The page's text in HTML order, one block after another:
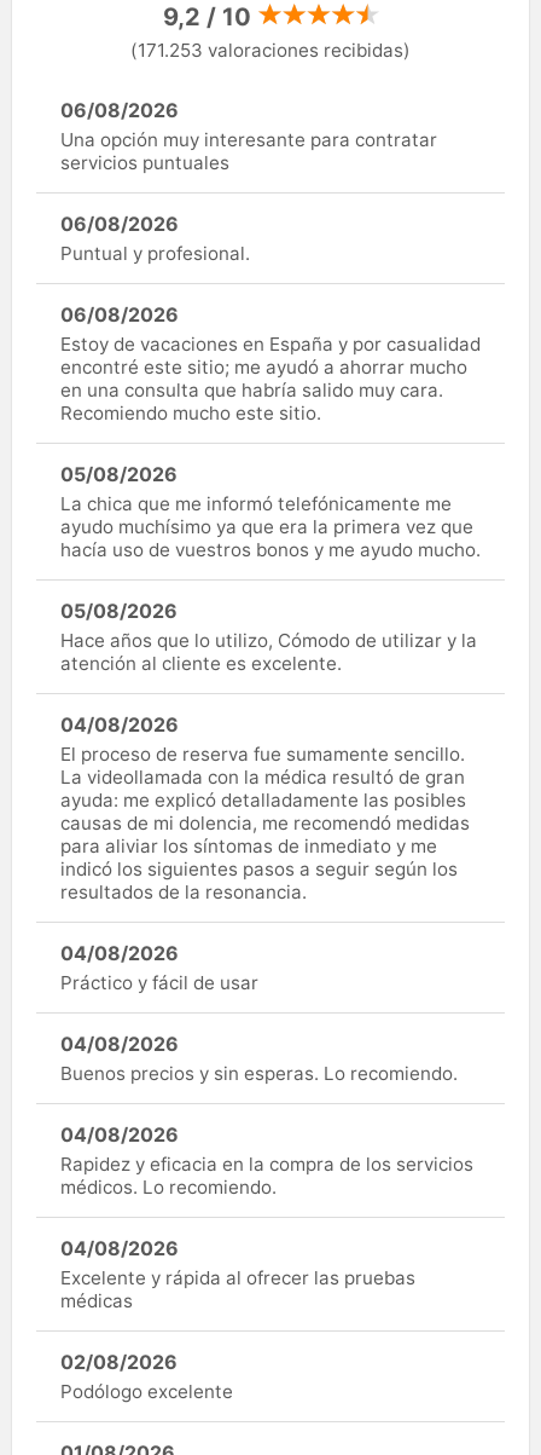
9,2 / 10
(171.253 valoraciones recibidas)
06/08/2026
Una opción muy interesante para contratar
servicios puntuales
06/08/2026
Puntual y profesional.
06/08/2026
Estoy de vacaciones en España y por casualidad
encontré este sitio; me ayudó a ahorrar mucho
en una consulta que habría salido muy cara.
Recomiendo mucho este sitio.
05/08/2026
La chica que me informó telefónicamente me
ayudo muchísimo ya que era la primera vez que
hacía uso de vuestros bonos y me ayudo mucho.
05/08/2026
Hace años que lo utilizo, Cómodo de utilizar y la
atención al cliente es excelente.
04/08/2026
El proceso de reserva fue sumamente sencillo.
La videollamada con la médica resultó de gran
ayuda: me explicó detalladamente las posibles
causas de mi dolencia, me recomendó medidas
para aliviar los síntomas de inmediato y me
indicó los siguientes pasos a seguir según los
resultados de la resonancia.
04/08/2026
Práctico y fácil de usar
04/08/2026
Buenos precios y sin esperas. Lo recomiendo.
04/08/2026
Rapidez y eficacia en la compra de los servicios
médicos. Lo recomiendo.
04/08/2026
Excelente y rápida al ofrecer las pruebas
médicas
02/08/2026
Podólogo excelente